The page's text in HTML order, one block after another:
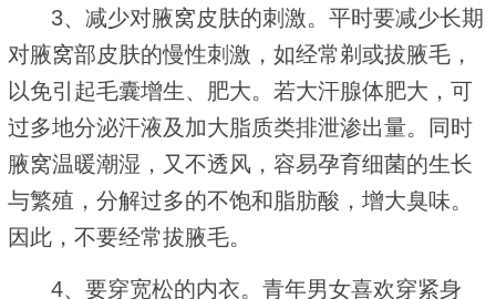
3、减少对腋窝皮肤的刺激。平时要减少长期
对腋窝部皮肤的慢性刺激，如经常剃或拔腋毛，
以免引起毛囊增生、肥大。若大汗腺体肥大，可
过多地分泌汗液及加大脂质类排泄渗出量。同时
腋窝温暖潮湿，又不透风，容易孕育细菌的生长
与繁殖，分解过多的不饱和脂肪酸，增大臭味。
因此，不要经常拔腋毛。
4、要穿宽松的内衣。青年男女喜欢穿紧身